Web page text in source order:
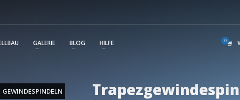
mit Service Tickets unterstützt. Die
immer den Überblick über alle von Ihnen
GALERIE BLOG HILFE
GEWINDESPINDELN